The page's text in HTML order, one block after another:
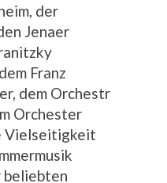
der
Jenaer
Franz
dem Orchestr
Orchester
Vielseitigkeit
beliebten